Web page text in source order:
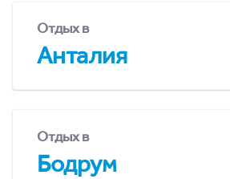
Отдых в
Анталия
Отдых в
Бодрум